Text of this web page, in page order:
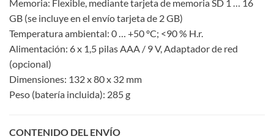
Memoria: Flexible, mediante tarjeta de memoria SD 1 … 16
GB (se incluye en el envío tarjeta de 2 GB)
Temperatura ambiental: 0 … +50 ºC; <90 % H.r.
Alimentación: 6 x 1,5 pilas AAA / 9 V, Adaptador de red
(opcional)
Dimensiones: 132 x 80 x 32 mm
Peso (batería incluida): 285 g
CONTENIDO DEL ENVÍO